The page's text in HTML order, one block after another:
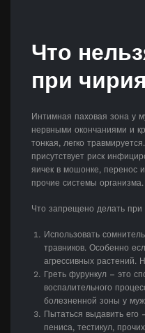
Что
при
Интимная паховая зона у
нервными окончаниями и
тонкая, легко
присутствует риск
яичек в мошонке, перенос
прочие системы организма.
Что запрещено делать при
Использовать
травников. Особенно
агрессивных растений.
Греть фурункул – это
воспалительного
болезненной зоны у
Пытаться выдавить его
пениса, тестикул,